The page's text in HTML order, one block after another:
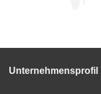
Unternehmensprofil